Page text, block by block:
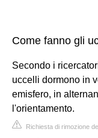
Come fanno gli
Secondo i
uccelli dormono in
emisfero, in
l'orientamento.
Richiesta di rimozione